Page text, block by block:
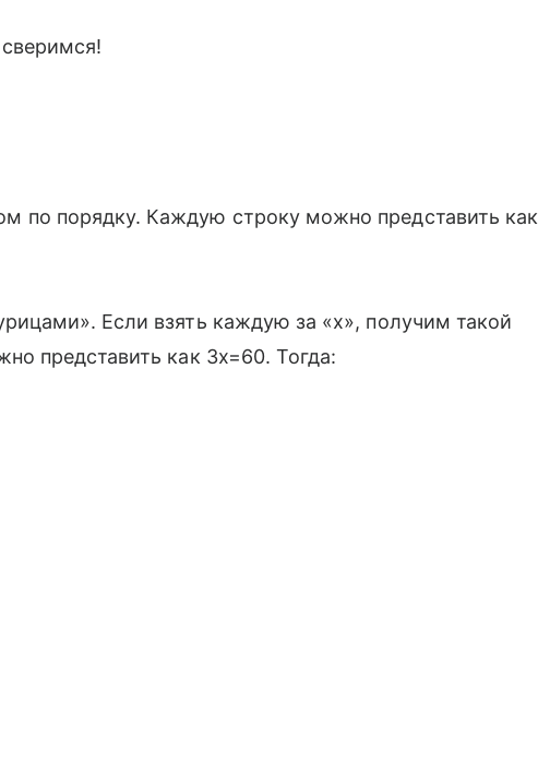
по порядку. Каждую строку можно представить как
Если взять каждую за «x», получим такой
представить как 3x=60. Тогда: